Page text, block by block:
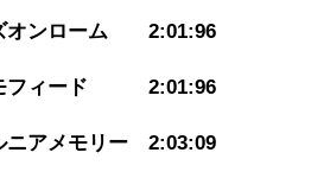
ズオンローム 2:01:96
モフィード 2:01:96
ニアメモリー 2:03:09